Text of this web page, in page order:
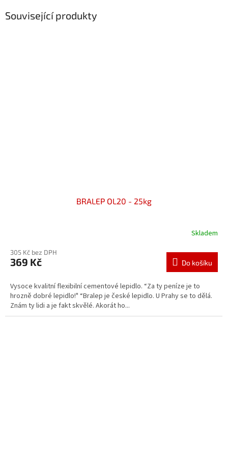
Související produkty
BRALEP OL20 - 25kg
Skladem
305 Kč bez DPH
369 Kč Do košíku
Vysoce kvalitní flexibilní cementové lepidlo. “Za ty peníze je to
hrozně dobré lepidlo!" “Bralep je české lepidlo. U Prahy se to dělá.
Znám ty lidi a je fakt skvělé. Akorát ho...